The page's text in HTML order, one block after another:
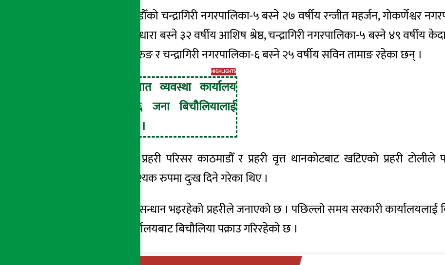
पक्राउ पर्नेमा काठमाडौँको चन्द्रागिरीनगरपालिका-५बस्ने २७ वर्षीयरन्जीतमहर्जन, गोकर्णेश्वर
गुर्जुधारा बस्ने ३२ वर्षीय आशिष श्रेष्ठ, चन्द्रागिरीनगरपालिका-५बस्ने ४९ वर्षीय
गुरुङ र चन्द्रागिरीनगरपालिका-६बस्ने २५ वर्षीय सविन तामाङ रहेका छन् ।
HIGHLIGHTS
प्रहरीले यातायात व्यवस्था कार्यालय
गुर्जुधाराबाट ६ जना बिचौलियालाई
पक्राउ गरेको छ ।
जिल्ला प्रहरी परिसर काठमाडौँ र प्रहरी वृत्त थानकोटबाट खटिएको प्रहरी टोलीले
सेवाग्राहीलाई अनावश्यक रुपमा दुःख दिने गरेका थिए ।
थप अनुसन्धान भइरहेको प्रहरीले जनाएको छ । पछिल्लो समय सरकारी कार्यालयलाई
विभिन्न सरकारी कार्यालयबाट बिचौलिया पक्राउ गरिरहेको छ ।